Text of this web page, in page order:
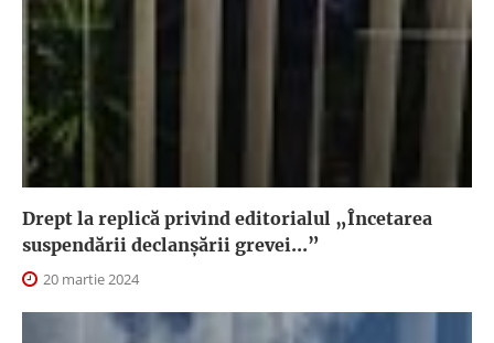
Drept la replică privind editorialul „Încetarea
suspendării declanşării grevei...”
20 martie 2024